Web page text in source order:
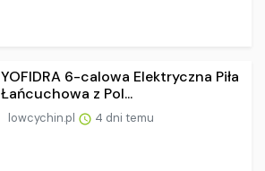
YOFIDRA 6-calowa Elektryczna Piła
Łańcuchowa z Pol...
lowcychin.pl 4 dni temu